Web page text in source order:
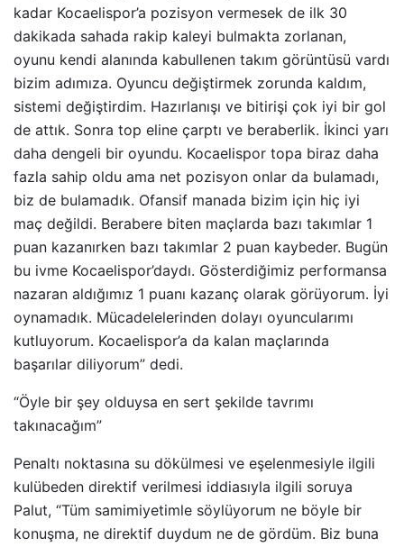
kadar Kocaelispor’a pozisyon vermesek de ilk 30
dakikada sahada rakip kaleyi bulmakta zorlanan,
oyunu kendi alanında kabullenen takım görüntüsü vardı
bizim adımıza. Oyuncu değiştirmek zorunda kaldım,
sistemi değiştirdim. Hazırlanışı ve bitirişi çok iyi bir gol
de attık. Sonra top eline çarptı ve beraberlik. İkinci yarı
daha dengeli bir oyundu. Kocaelispor topa biraz daha
fazla sahip oldu ama net pozisyon onlar da bulamadı,
biz de bulamadık. Ofansif manada bizim için hiç iyi
maç değildi. Berabere biten maçlarda bazı takımlar 1
puan kazanırken bazı takımlar 2 puan kaybeder. Bugün
bu ivme Kocaelispor’daydı. Gösterdiğimiz performansa
nazaran aldığımız 1 puanı kazanç olarak görüyorum. İyi
oynamadık. Mücadelelerinden dolayı oyuncularımı
kutluyorum. Kocaelispor’a da kalan maçlarında
başarılar diliyorum” dedi.
“Öyle bir şey olduysa en sert şekilde tavrımı
takınacağım”
Penaltı noktasına su dökülmesi ve eşelenmesiyle ilgili
kulübeden direktif verilmesi iddiasıyla ilgili soruya
Palut, “Tüm samimiyetimle söylüyorum ne böyle bir
konuşma, ne direktif duydum ne de gördüm. Biz buna